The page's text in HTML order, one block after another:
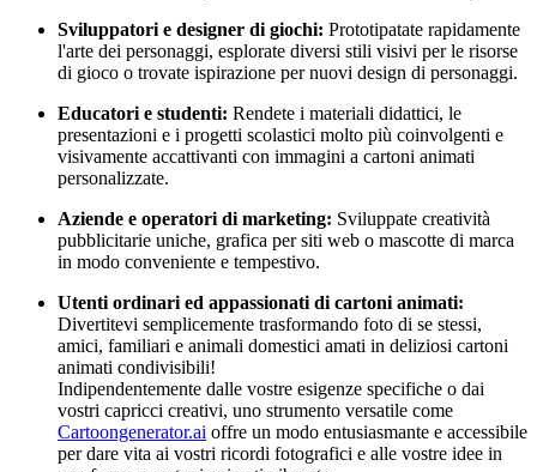
Sviluppatori e designer di giochi: Prototipatate rapidamente
l'arte dei personaggi, esplorate diversi stili visivi per le risorse
di gioco o trovate ispirazione per nuovi design di personaggi.
Educatori e studenti: Rendete i materiali didattici, le
presentazioni e i progetti scolastici molto più coinvolgenti e
visivamente accattivanti con immagini a cartoni animati
personalizzate.
Aziende e operatori di marketing: Sviluppate creatività
pubblicitarie uniche, grafica per siti web o mascotte di marca
in modo conveniente e tempestivo.
Utenti ordinari ed appassionati di cartoni animati:
Divertitevi semplicemente trasformando foto di se stessi,
amici, familiari e animali domestici amati in deliziosi cartoni
animati condivisibili!
Indipendentemente dalle vostre esigenze specifiche o dai
vostri capricci creativi, uno strumento versatile come
Cartoongenerator.ai offre un modo entusiasmante e accessibile
per dare vita ai vostri ricordi fotografici e alle vostre idee in